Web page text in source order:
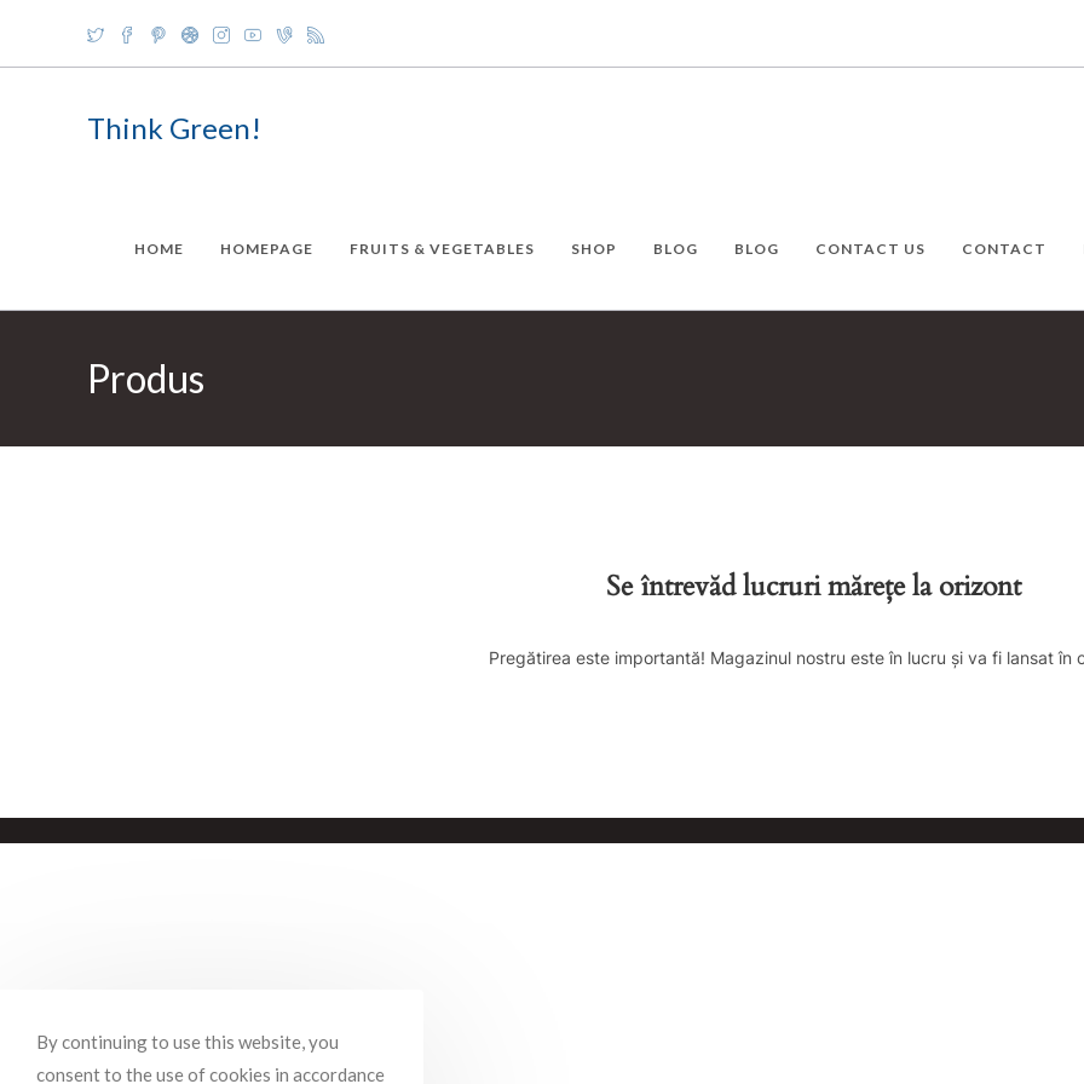
content
Think Green!
HOME HOMEPAGE FRUITS & VEGETABLES SHOP BLOG BLOG CONTACT US CONTACT
Produs
Se întrevăd lucruri mărețe la orizont
Pregătirea este importantă! Magazinul nostru este în lucru și va fi lansat în
By continuing to use this website, you
consent to the use of cookies in accordance